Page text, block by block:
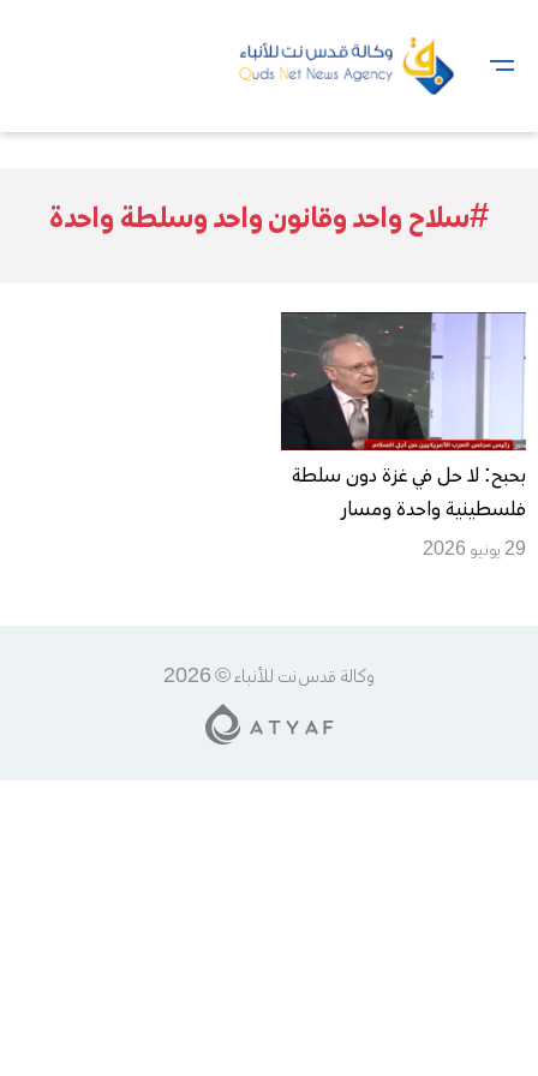
#سلاح واحد وقانون واحد وسلطة واحدة
بحبح: لا حل في غزة دون سلطة
فلسطينية واحدة ومسار
سياسي يقود إلى دولة مستقلة
29 يونيو 2026
وكالة قدس نت للأنباء © 2026